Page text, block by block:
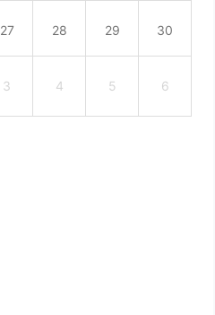
27 28 29 30
3 4 5 6